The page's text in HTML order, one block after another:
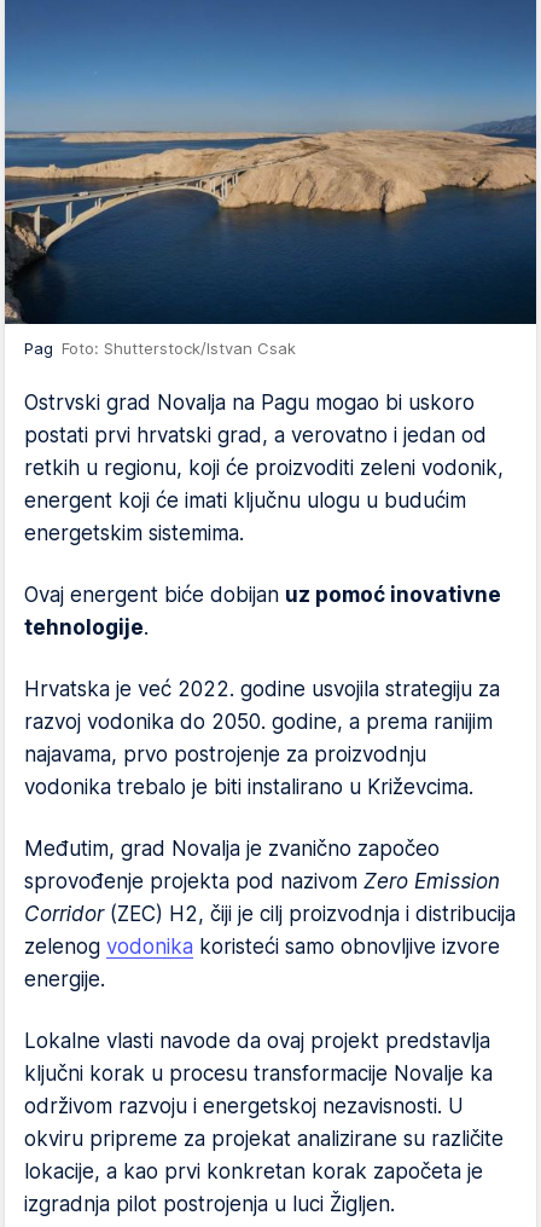
Pag Foto: Shutterstock/Istvan Csak
Ostrvski grad Novalja na Pagu mogao bi uskoro
postati prvi hrvatski grad, a verovatno i jedan od
retkih u regionu, koji će proizvoditi zeleni vodonik,
energent koji će imati ključnu ulogu u budućim
energetskim sistemima.
Ovaj energent biće dobijan uz pomoć inovativne
tehnologije.
Hrvatska je već 2022. godine usvojila strategiju za
razvoj vodonika do 2050. godine, a prema ranijim
najavama, prvo postrojenje za proizvodnju
vodonika trebalo je biti instalirano u Križevcima.
Međutim, grad Novalja je zvanično započeo
sprovođenje projekta pod nazivom Zero Emission
Corridor(ZEC) H2, čiji je cilj proizvodnja i distribucija
zelenog vodonika koristeći samo obnovljive izvore
energije.
Lokalne vlasti navode da ovaj projekt predstavlja
ključni korak u procesu transformacije Novalje ka
održivom razvoju i energetskoj nezavisnosti. U
okviru pripreme za projekat analizirane su različite
lokacije, a kao prvi konkretan korak započeta je
izgradnja pilot postrojenja u luci Žigljen.